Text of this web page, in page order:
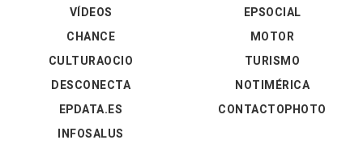
VÍDEOS
EPSOCIAL
CHANCE
CULTURAOCIO
DESCONECTA
EPDATA.ES
INFOSALUS
MOTOR
TURISMO
NOTIMÉRICA
CONTACTOPHOTO